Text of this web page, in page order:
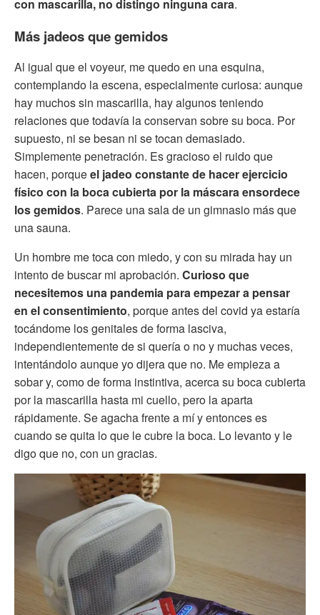
con mascarilla, no distingo ninguna cara.
Más jadeos que gemidos
Al igual que el voyeur, me quedo en una esquina,
contemplando la escena, especialmente curiosa: aunque
hay muchos sin mascarilla, hay algunos teniendo
relaciones que todavía la conservan sobre su boca. Por
supuesto, ni se besan ni se tocan demasiado.
Simplemente penetración. Es gracioso el ruido que
hacen, porqueel jadeo constante de hacer ejercicio
físico con la boca cubierta por la máscara ensordece
los gemidos. Parece una sala de un gimnasio más que
una sauna.
Un hombre me toca con miedo, y con su mirada hay un
intento de buscar mi aprobación. Curioso que
necesitemos una pandemia para empezar a pensar
en el consentimiento, porque antes del covid ya estaría
tocándome los genitales de forma lasciva,
independientemente de si quería o no y muchas veces,
intentándolo aunque yo dijera que no. Me empieza a
sobar y, como de forma instintiva, acerca su boca cubierta
por la mascarilla hasta mi cuello, pero la aparta
rápidamente. Se agacha frente a mí y entonces es
cuando se quita lo que le cubre la boca. Lo levanto y le
digo que no, con un gracias.